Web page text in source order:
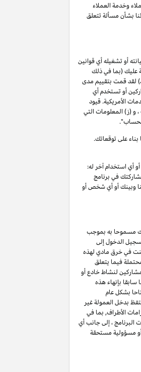
وخدمة العملاء
بشأن مسألة تتعلق
أو تشغيله أي قوانين
عليك (بما في ذلك
لقد قمت بتقييم مدى
أو تستخدم أي
الأمريكية. قيود
و (ز) المعلومات التي
على توقعاتك.
أي استخدام آخر له:
في برنامج
وبينك أو أي شخص أو
مسموحا به بموجب
الدخول إلى
كنت في خرق مادي لهذه
فيما يتعلق
لنشاط خادع أو
بإنهاء هذه
بشكل عام
لهذه الاتفاقية. قد نحتفظ بدخل العمولة غير
الأطراف, بما في
، إلى جانب أي
أو مسؤولية مستحقة